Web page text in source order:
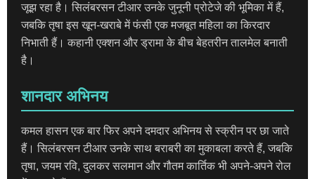
जूझ रहा है। सिलंबरसन टीआर उनके जुनूनी प्रोटेजे की भूमिका में हैं,
जबकि तृषा इस खून-खराबे में फंसी एक मजबूत महिला का किरदार
निभाती हैं। कहानी एक्शन और ड्रामा के बीच बेहतरीन तालमेल बनाती
है।
शानदार अभिनय
कमल हासन एक बार फिर अपने दमदार अभिनय से स्क्रीन पर छा जाते
हैं। सिलंबरसन टीआर उनके साथ बराबरी का मुकाबला करते हैं, जबकि
तृषा, जयम रवि, दुलकर सलमान और गौतम कार्तिक भी अपने-अपने रोल